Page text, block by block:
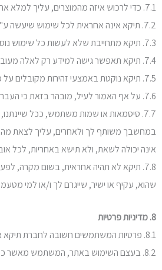
7.1. כדי לרכוש איזה מהמוצרים, עליך למלא את פרטיך כאמור לעיל. מידע זה מועבר לתיקא לשם ביצוע הרכישה.
7.2. תיקא אינה אחראית לכל שימוש שיעשה ע"י המוביל או השליח במידע שיועבר לו לצורך ביצוע המשלוח אליך.
7.3. תיקא מתחייבת שלא לעשות כל שימוש נוסף במידע ללא הרשאתך, אלא אם כן הדבר נדרש עפ"י דין או כדי למנוע שימוש לרעה.
7.4. תיקא תאפשר גישה למידע רק לאלה מעובדיה ו/או קבלני המשנה אתם היא התקשרה על מנת לספק את שירותיה בצורה הטובה ביותר, הזקוקים למידע לצורך מתן השירות.
7.5. תיקא נוקטת באמצעי זהירות מקובלים על מנת לשמור, ככל האפשר, על סודיות המידע. כל העברה של מספר כרטיס אשראי מהאתר נעשית באופן מוצפן לפי תקן.
7.6. על אף האמור לעיל, מובהר בזאת כי העברת מידע באינטרנט אף פעם אינה מאובטחת ופרטית לחלוטין. הנך מבין כי כל מידע או מסר שתשלח אל האתר עלול להיקרא או להילכד על ידי אחרים.
7.7. סיסמאות או שמות משתמש, ככל
במחשבך משותף לך ולאחרים, עליך לצאת
אינה יכולה לשאת, ולא תישא באחריות, לכל
7.8. תיקא לא תהיה אחראית, בשום מקרה,
שהוא, עקיף או ישיר, שייגרם לך ו/או למי
8. מדיניות פרטיות
8.1. פרטיות המשתמשים חשובה לחברת תיקא אינטרנשיונל בע"מ. מדיניות הפרטיות של החברה, המהווה חלק בלתי נפרד מתנאי שימוש אלה, זמינה
8.2. בעצם השימוש באתר, המשתמש מאשר כי קרא את מדיניות הפרטיות וכי הוא מסכים לה.